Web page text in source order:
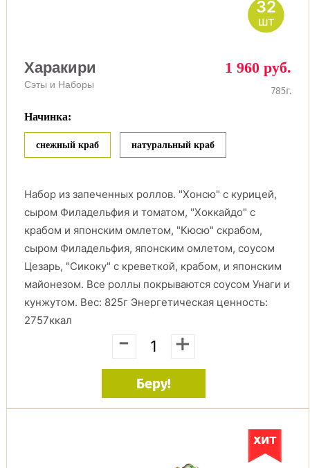
32
шт
Харакири
Сэты и Наборы
1 960 руб.
785г.
Начинка:
снежный краб натуральный краб
Набор из запеченных роллов. "Хонсю" с курицей,
сыром Филадельфия и томатом, "Хоккайдо" с
крабом и японским омлетом, "Кюсю" скрабом,
сыром Филадельфия, японским омлетом, соусом
Цезарь, "Сикоку" с креветкой, крабом, и японским
майонезом. Все роллы покрываются соусом Унаги и
кунжутом. Вес: 825г Энергетическая ценность:
2757ккал
- +
Беру!